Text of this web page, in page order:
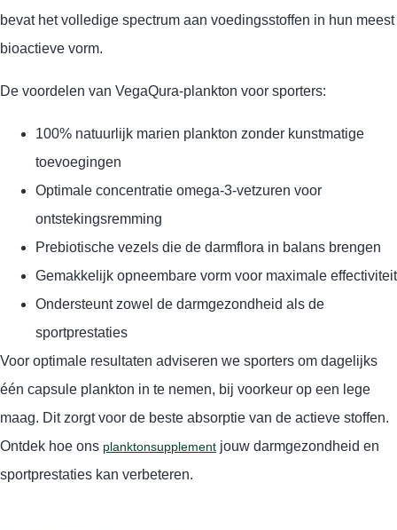
bevat het volledige spectrum aan voedingsstoffen in hun meest
bioactieve vorm.
De voordelen van VegaQura-plankton voor sporters:
100% natuurlijk marien plankton zonder kunstmatige
toevoegingen
Optimale concentratie omega-3-vetzuren voor
ontstekingsremming
Prebiotische vezels die de darmflora in balans brengen
Gemakkelijk opneembare vorm voor maximale effectiviteit
Ondersteunt zowel de darmgezondheid als de
sportprestaties
Voor optimale resultaten adviseren we sporters om dagelijks
één capsule plankton in te nemen, bij voorkeur op een lege
maag. Dit zorgt voor de beste absorptie van de actieve stoffen.
Ontdek hoe ons planktonsupplement jouw darmgezondheid en
sportprestaties kan verbeteren.